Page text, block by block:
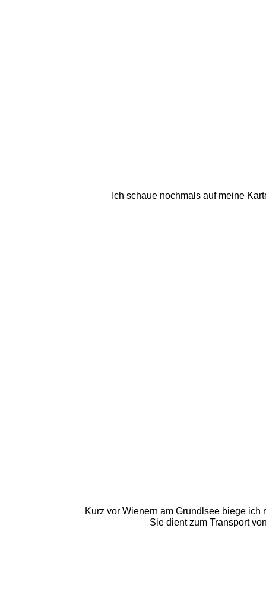
Ich schaue nochmals auf meine
Kurz vor Wienern am Grundlsee biege
Sie dient zum Transport